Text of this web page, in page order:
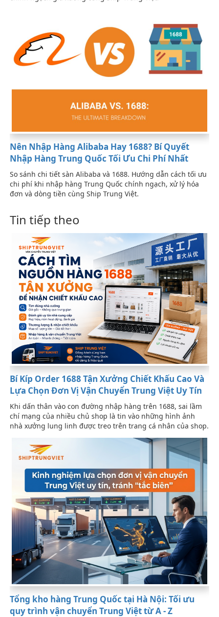
Nên Nhập Hàng Alibaba Hay 1688? Bí Quyết
Nhập Hàng Trung Quốc Tối Ưu Chi Phí Nhất
So sánh chi tiết sàn Alibaba và 1688. Hướng dẫn cách tối ưu
chi phí khi nhập hàng Trung Quốc chính ngạch, xử lý hóa
đơn và dòng tiền cùng Ship Trung Việt.
Tin tiếp theo
Bí Kíp Order 1688 Tận Xưởng Chiết Khấu Cao Và
Lựa Chọn Đơn Vị Vận Chuyển Trung Việt Uy Tín
Khi dấn thân vào con đường nhập hàng trên 1688, sai lầm
chí mạng của nhiều chủ shop là tin vào những hình ảnh
nhà xưởng lung linh được treo trên trang cá nhân của shop.
Tổng kho hàng Trung Quốc tại Hà Nội: Tối ưu
quy trình vận chuyển Trung Việt từ A - Z